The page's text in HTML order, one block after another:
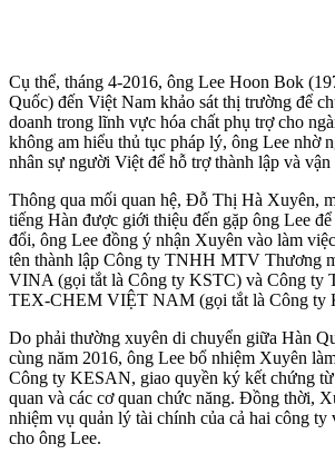
Cụ thể, tháng 4-2016, ông Lee Hoon Bok
Quốc) đến Việt Nam khảo sát thị trường để
doanh trong lĩnh vực hó‌a chấ‌t phụ trợ cho
không am hiểu thủ tục pháp lý, ông Lee nhờ
nhân sự người Việt để hỗ trợ thành lập và vận
Thông qua mối quan hệ, Đỗ Thị Hà Xuyên,
tiếng Hàn được giới thiệu đến gặp ông Lee
đổi, ông Lee đồng ý nhận Xuyên vào làm
tên thành lập Công ty TNHH MTV Thương
VINA (gọi tắt là Công ty KSTC) và Công
TEX-CHEM VIỆT NAM (gọi tắt là Công ty
Do phải thường xuyên di chuyển giữa Hàn
cùng năm 2016, ông Lee bổ nhiệm Xuyên
Công ty KESAN, giao quyền ký kết chứng
quan và các cơ quan chức năng. Đồng thời,
nhiệm vụ quản lý tài chính của cả hai công ty
cho ông Lee.